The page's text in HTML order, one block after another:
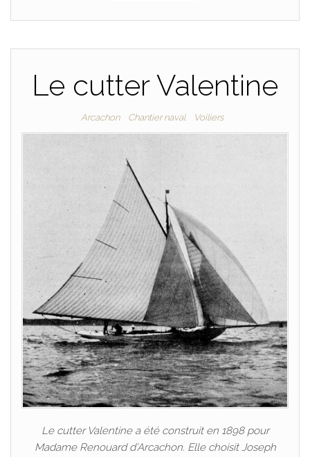
Le cutter Valentine
Arcachon Chantier naval Voiliers
Le cutter Valentine a été construit en 1898 pour
Madame Renouard d’Arcachon. Elle choisit Joseph